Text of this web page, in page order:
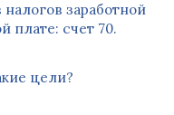
налогов заработной
плате: счет 70.
цели?